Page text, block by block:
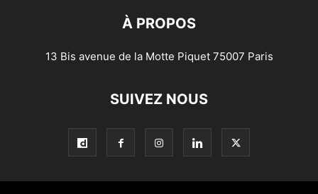
À PROPOS
13 Bis avenue de la Motte Piquet 75007 Paris
SUIVEZ NOUS